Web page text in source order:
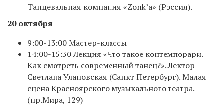
Танцевальная компания «Zonk’a» (Россия).
20 октября
9:00-13:00 Мастер-классы
14:00-15:30 Лекция «Что такое контемпорари.
Как смотреть современный танец?». Лектор
Светлана Улановская (Санкт Петербург). Малая
сцена Красноярского музыкального театра.
(пр.Мира, 129)